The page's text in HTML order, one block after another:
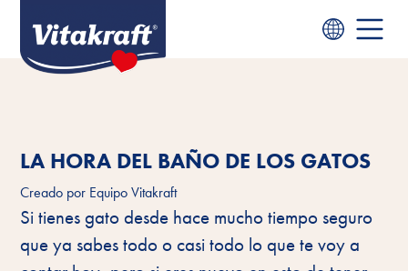
LA HORA DEL BAÑO DE LOS GATOS
Creado por Equipo Vitakraft
Si tienes gato desde hace mucho tiempo seguro
que ya sabes todo o casi todo lo que te voy a